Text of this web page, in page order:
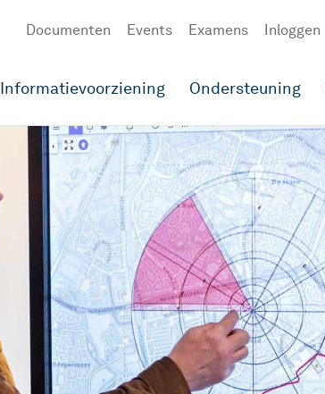
Documenten Events Examens Inloggen
Informatievoorziening Ondersteuning